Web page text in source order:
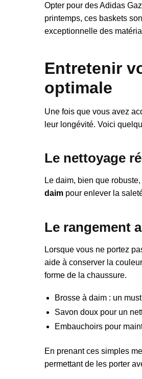
Opter pour des Adidas
printemps, ces baskets
exceptionnelle des
Entretenir
optimale
Une fois que vous avez
leur longévité. Voici
Le nettoyage
Le daim, bien que
daim pour enlever la
Le rangement
Lorsque vous ne portez
aide à conserver la
forme de la chaussure.
Brosse à daim : un
Savon doux pour un
Embauchoirs pour
En prenant ces simples
permettant de les porter